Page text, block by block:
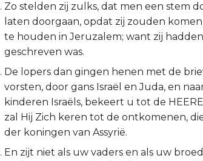
Zo stelden zij zulks, dat men een stem
laten doorgaan, opdat zij zouden
te houden in Jeruzalem; want zij
geschreven was.
De lopers dan gingen henen met de
vorsten, door gans Israël en Juda, en
kinderen Israëls, bekeert u tot de
zal Hij Zich keren tot de ontkomenen,
der koningen van Assyrië.
En zijt niet als uw vaders en als uw